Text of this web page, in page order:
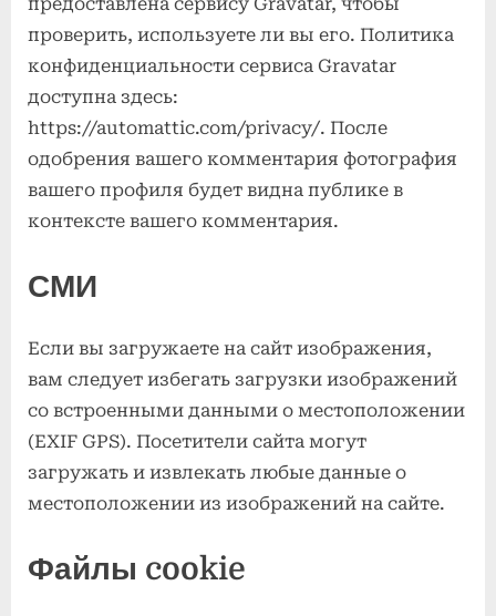
проверить, используете ли вы его. Политика
конфиденциальности сервиса Gravatar
доступна здесь:
https://automattic.com/privacy/. После
одобрения вашего комментария фотография
вашего профиля будет видна публике в
контексте вашего комментария.
СМИ
Если вы загружаете на сайт изображения,
вам следует избегать загрузки изображений
со встроенными данными о местоположении
(EXIF GPS). Посетители сайта могут
загружать и извлекать любые данные о
местоположении из изображений на сайте.
Файлы cookie